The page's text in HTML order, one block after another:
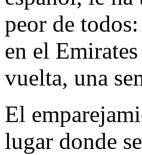
peor de
en el
vuelta, una
El
lugar donde